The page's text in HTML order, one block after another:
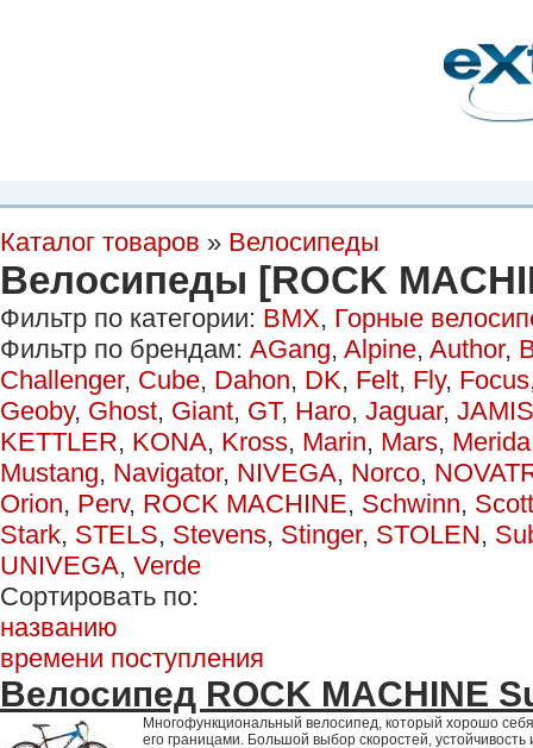
Каталог товаров » Велосипеды
Велосипеды [ROCK
Фильтр по категории: BMX, Горные
Фильтр по брендам: AGang, Alpine, Author,
Challenger, Cube, Dahon, DK, Felt, Fly, Focus
Geoby, Ghost, Giant, GT, Haro, Jaguar, JAMIS
KETTLER, KONA, Kross, Marin, Mars, Merida
Mustang, Navigator, NIVEGA, Norco,
Orion, Perv, ROCK MACHINE, Schwinn, Scott
Stark, STELS, Stevens, Stinger, STOLEN,
UNIVEGA, Verde
Сортировать по:
названию
времени поступления
Велосипед ROCK MACHINE
Многофункциональный велосипед, который хорошо
его границами. Большой выбор скоростей,